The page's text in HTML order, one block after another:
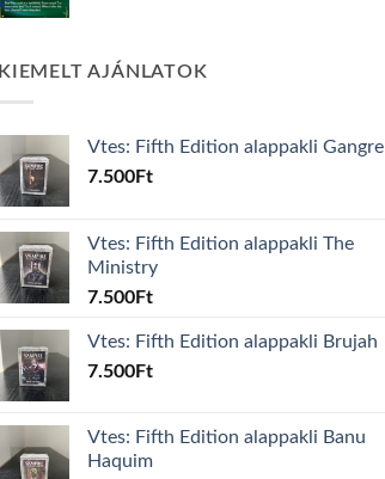
KIEMELT AJÁNLATOK
Vtes: Fifth Edition alappakli Gangrel
7.500Ft
Vtes: Fifth Edition alappakli The
Ministry
7.500Ft
Vtes: Fifth Edition alappakli Brujah
7.500Ft
Vtes: Fifth Edition alappakli Banu
Haquim